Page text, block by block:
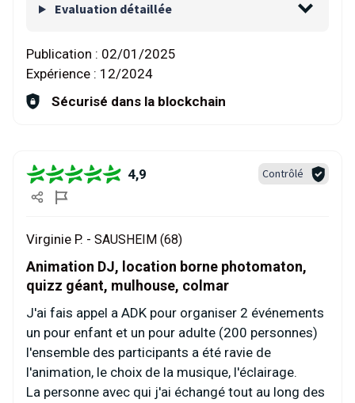
Evaluation détaillée
Publication : 02/01/2025
Expérience : 12/2024
Sécurisé dans la blockchain
4,9 Contrôlé
Virginie P. - SAUSHEIM (68)
Animation DJ, location borne photomaton,
quizz géant, mulhouse, colmar
J'ai fais appel a ADK pour organiser 2 événements
un pour enfant et un pour adulte (200 personnes)
l'ensemble des participants a été ravie de
l'animation, le choix de la musique, l'éclairage.
La personne avec qui j'ai échangé tout au long des